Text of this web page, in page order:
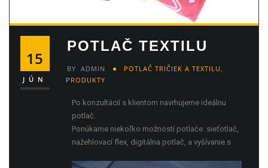
15
JÚN
POTLAČ TEXTILU
BY ADMIN POTLAČ TRIČIEK A TEXTILU ,
PRODUKTY
Po konzultácií s klientom navrhujeme ideálnu
potlač.
Ponúkame niekoľko možností potlače: sieťotlač,
nažehlovací flex, digitálna potlač, a vyšívanie.s